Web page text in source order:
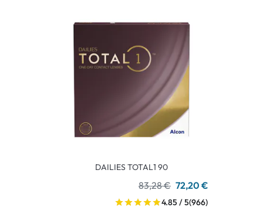
DAILIES TOTAL1 90
83,28 € 72,20 €
4.85 / 5(966)